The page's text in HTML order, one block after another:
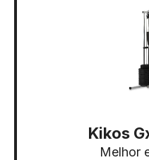
Kikos
Melhor